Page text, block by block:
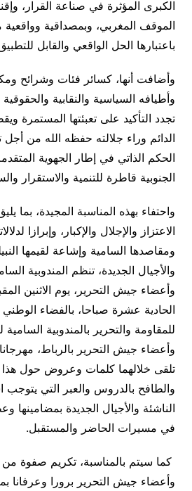
الكبرى المؤثرة في صناعة القرار،
الموقف المغربي، وبمصداقية وواقعية
باعتبارها الحل الواقعي والقابل
وأضافت أنها، كسائر فئات وشرائح
وأطيافه السياسية والنقابية والحقوقية
تجدد التأكيد على تعبئتها المستمرة
الدائم وراء جلالته حفظه الله من
الحكم الذاتي في إطار الجهوية
الجنوبية قاطرة للتنمية والاستقرار
واحتفاء بهذه المناسبة المجيدة، بما
الاعتزاز والإجلال والإكبار، وإبرازا
ومقاصدها السامية وإشاعة لقيمها
والأجيال الجديدة، تنظم المندوبية
وأعضاء جيش التحرير، يوم الاثنين
الحادية عشرة صباحا، بالفضاء الوطني
للمقاومة والتحرير بالمندوبية
وأعضاء جيش التحرير بالرباط،
تلقى خلالهما كلمات وعروض حول هذا
والطافح بالدروس والعبر التي يتوجب
الناشئة والأجيال الجديدة بمضامينها
في مسيرات الحاضر والمستقبل.
كما سيتم بالمناسبة، تكريم صفوة من
وأعضاء جيش التحرير برورا وعرفانا